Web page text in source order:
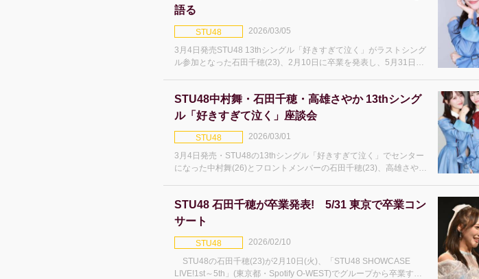
語る
STU48
2026/03/05
3月4日発売STU48 13thシングル「好きすぎて泣く」がラストシング
ル参加となった石田千穂(23)、2月10日に卒業を発表し、5月31日に
STU48中村舞・石田千穂・高雄さやか 13thシング
ル「好きすぎて泣く」座談会
STU48
2026/03/01
3月4日発売・STU48の13thシングル「好きすぎて泣く」でセンター
になった中村舞(26)とフロントメンバーの石田千穂(23)、高雄さやか
STU48 石田千穂が卒業発表! 5/31 東京で卒業コン
サート
STU48
2026/02/10
STU48の石田千穂(23)が2月10日(火)、「STU48 SHOWCASE
LIVE!1st～5th」(東京都・Spotify O-WEST)でグループから卒業する